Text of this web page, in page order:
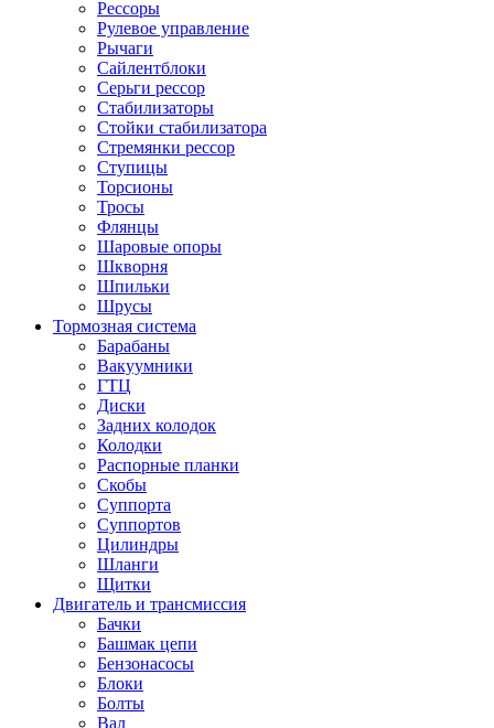
Рессоры
Рулевое управление
Рычаги
Сайлентблоки
Серьги рессор
Стабилизаторы
Стойки стабилизатора
Стремянки рессор
Ступицы
Торсионы
Тросы
Флянцы
Шаровые опоры
Шкворня
Шпильки
Шрусы
Тормозная система
Барабаны
Вакуумники
ГТЦ
Диски
Задних колодок
Колодки
Распорные планки
Скобы
Суппорта
Суппортов
Цилиндры
Шланги
Щитки
Двигатель и трансмиссия
Бачки
Башмак цепи
Бензонасосы
Блоки
Болты
Вал